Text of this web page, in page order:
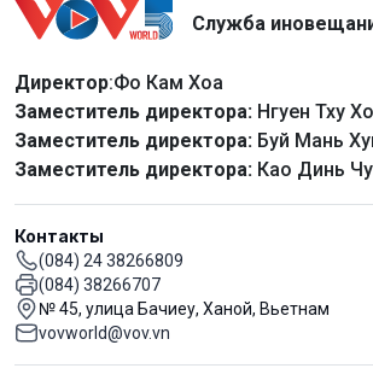
Служба
Директор:Фо Кам Хоа
Заместитель директора: Нгуен Тху
Заместитель директора: Буй Мань
Заместитель директора: Као Динь
Контакты
(084) 24 38266809
(084) 38266707
№ 45, улица Бачиеу, Ханой, Вьетнам
vovworld@vov.vn